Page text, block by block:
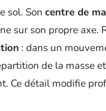
sol. Son centre de
sur son propre axe.
: dans un
de la masse
Ce détail modifie